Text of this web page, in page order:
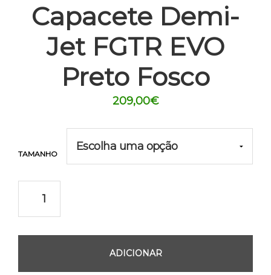
Capacete Demi-
Jet FGTR EVO
Preto Fosco
209,00€
TAMANHO
ADICIONAR